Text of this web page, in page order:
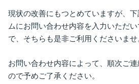
現状の改善にもつとめていますが、
ムにお問い合わせ内容を入力いただ
で、そちらも是非ご利用くださいませ
お問い合わせ内容によって、順次ご
ので予めご了承ください。